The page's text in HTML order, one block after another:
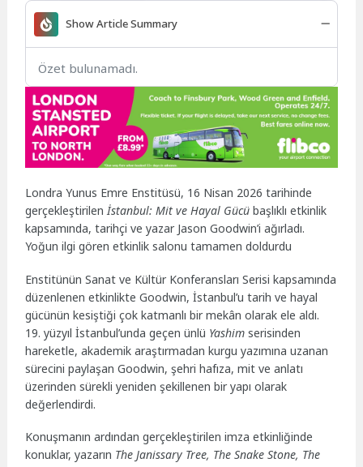
Show Article Summary
Özet bulunamadı.
Londra Yunus Emre Enstitüsü, 16 Nisan 2026 tarihinde
gerçekleştirilenİstanbul: Mit ve Hayal Gücü başlıklı etkinlik
kapsamında, tarihçi ve yazar Jason Goodwin’i ağırladı.
Yoğun ilgi gören etkinlik salonu tamamen doldurdu
Enstitünün Sanat ve Kültür Konferansları Serisi kapsamında
düzenlenen etkinlikte Goodwin, İstanbul’u tarih ve hayal
gücünün kesiştiği çok katmanlı bir mekân olarak ele aldı.
19. yüzyıl İstanbul’unda geçen ünlü Yashim serisinden
hareketle, akademik araştırmadan kurgu yazımına uzanan
sürecini paylaşan Goodwin, şehri hafıza, mit ve anlatı
üzerinden sürekli yeniden şekillenen bir yapı olarak
değerlendirdi.
Konuşmanın ardından gerçekleştirilen imza etkinliğinde
konuklar, yazarın The Janissary Tree, The Snake Stone, The